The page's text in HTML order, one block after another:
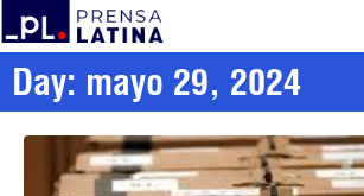
Day: mayo 29, 2024